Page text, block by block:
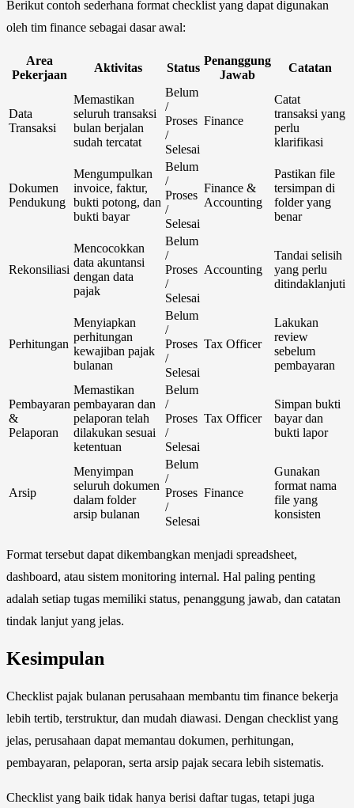
Berikut contoh sederhana format checklist yang dapat digunakan
oleh tim finance sebagai dasar awal:
Area
Pekerjaan
Aktivitas Status
Penanggung
Jawab
Catatan
Data
Transaksi
Memastikan
seluruh transaksi
bulan berjalan
sudah tercatat
Belum
/
Proses
/
Selesai
Finance
Catat
transaksi yang
perlu
klarifikasi
Dokumen
Pendukung
Mengumpulkan
invoice, faktur,
bukti potong, dan
bukti bayar
Belum
/
Proses
/
Selesai
Finance &
Accounting
Pastikan file
tersimpan di
folder yang
benar
Rekonsiliasi
Mencocokkan
data akuntansi
dengan data
pajak
Belum
/
Proses
/
Selesai
Accounting
Tandai selisih
yang perlu
ditindaklanjuti
Perhitungan
Menyiapkan
perhitungan
kewajiban pajak
bulanan
Belum
/
Proses
/
Selesai
Tax Officer
Lakukan
review
sebelum
pembayaran
Pembayaran
&
Pelaporan
Memastikan
pembayaran dan
pelaporan telah
dilakukan sesuai
ketentuan
Belum
/
Proses
/
Selesai
Tax Officer
Simpan bukti
bayar dan
bukti lapor
Arsip
Menyimpan
seluruh dokumen
dalam folder
arsip bulanan
Belum
/
Proses
/
Selesai
Finance
Gunakan
format nama
file yang
konsisten
Format tersebut dapat dikembangkan menjadi spreadsheet,
dashboard, atau sistem monitoring internal. Hal paling penting
adalah setiap tugas memiliki status, penanggung jawab, dan catatan
tindak lanjut yang jelas.
Kesimpulan
Checklist pajak bulanan perusahaan membantu tim finance bekerja
lebih tertib, terstruktur, dan mudah diawasi. Dengan checklist yang
jelas, perusahaan dapat memantau dokumen, perhitungan,
pembayaran, pelaporan, serta arsip pajak secara lebih sistematis.
Checklist yang baik tidak hanya berisi daftar tugas, tetapi juga